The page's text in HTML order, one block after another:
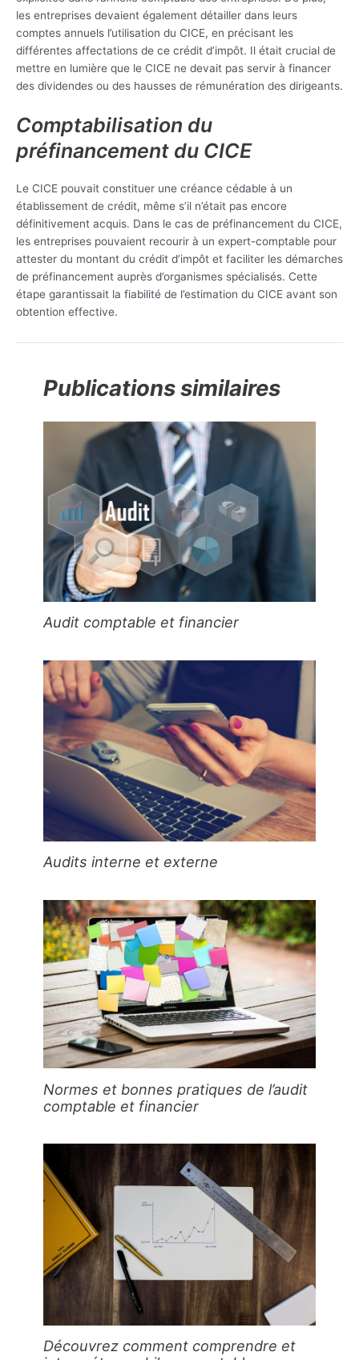
les entreprises devaient également détailler dans leurs
comptes annuels l’utilisation du CICE, en précisant les
différentes affectations de ce crédit d’impôt. Il était crucial de
mettre en lumière que le CICE ne devait pas servir à financer
des dividendes ou des hausses de rémunération des dirigeants.
Comptabilisation du
préfinancement du CICE
Le CICE pouvait constituer une créance cédable à un
établissement de crédit, même s’il n’était pas encore
définitivement acquis. Dans le cas de préfinancement du CICE,
les entreprises pouvaient recourir à un expert-comptable pour
attester du montant du crédit d’impôt et faciliter les démarches
de préfinancement auprès d’organismes spécialisés. Cette
étape garantissait la fiabilité de l’estimation du CICE avant son
obtention effective.
Publications similaires
Audit comptable et financier
Audits interne et externe
Normes et bonnes pratiques de l’audit
comptable et financier
Découvrez comment comprendre et